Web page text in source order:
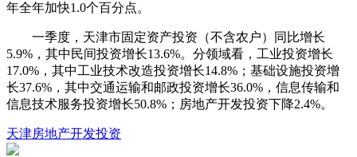
年全年加快1.0个百分点。
一季度，天津市固定资产投资（不含农户）同比增长
5.9%，其中民间投资增长13.6%。分领域看，工业投资增长
17.0%，其中工业技术改造投资增长14.8%；基础设施投资增
长37.6%，其中交通运输和邮政投资增长36.0%，信息传输和
信息技术服务投资增长50.8%；房地产开发投资下降2.4%。
天津房地产开发投资